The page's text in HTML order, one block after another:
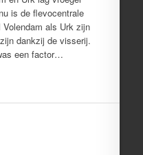
is de flevocentrale
als Urk zijn
dankzij de visserij.
een factor…